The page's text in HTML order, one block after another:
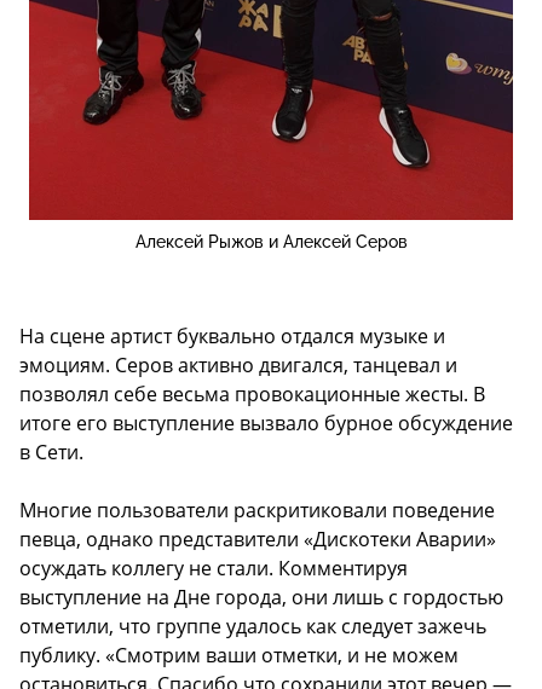
Алексей Рыжов и Алексей Серов
На сцене артист буквально отдался музыке и
эмоциям. Серов активно двигался, танцевал и
позволял себе весьма провокационные жесты. В
итоге его выступление вызвало бурное обсуждение
в Сети.
Многие пользователи раскритиковали поведение
певца, однако представители «Дискотеки Аварии»
осуждать коллегу не стали. Комментируя
выступление на Дне города, они лишь с гордостью
отметили, что группе удалось как следует зажечь
публику. «Смотрим ваши отметки, и не можем